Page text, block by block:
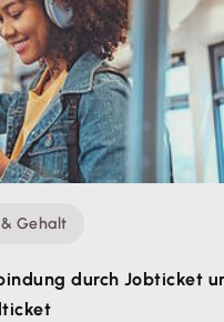
Gehalt
durch Jobticket